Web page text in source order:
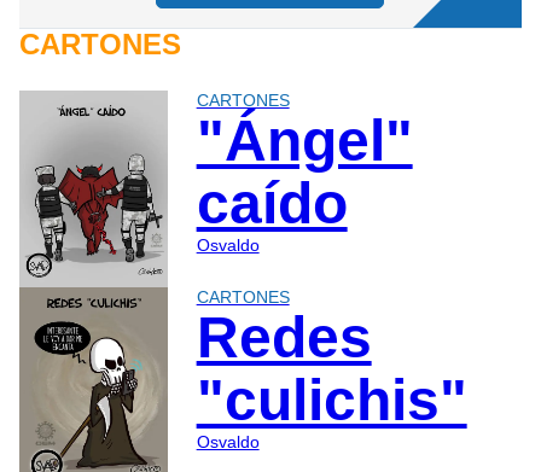
CARTONES
CARTONES
"Ángel"
caído
Osvaldo
CARTONES
Redes
"culichis"
Osvaldo